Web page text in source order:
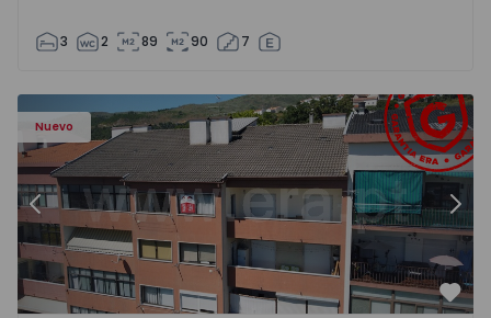
3 2 89 90 7
Nuevo
- 18
Apartamento T2 Covilhã, Covilhã e Canhoso - 1497806 -
Anterior